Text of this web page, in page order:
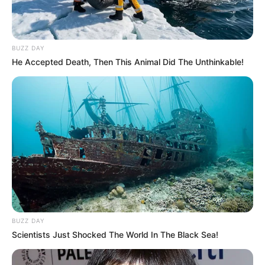
en flagrancia cuatro personas, los cuales son:Luis
Antonio Ortiz Ortiz,quien sería el administrador del punto
donde funcionaba el socavón;Daniel Andrés Díaz
Hernández, Jeison Manuel López Feria y Julio César
de guardias y escoltas, quienes permanecerían armados y
serían los encargados de cuidar la operación ilícita.
BUZZ DAY
He Accepted Death, Then This Animal Did The Unthinkable!
BUZZ DAY
Scientists Just Shocked The World In The Black Sea!